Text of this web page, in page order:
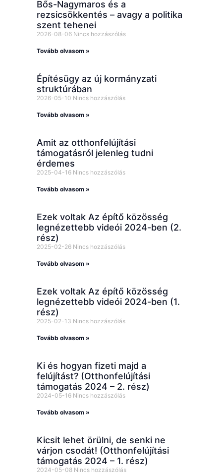
Bős-Nagymaros és a
rezsicsökkentés – avagy a politika
szent tehenei
2026-08-06 Nincs hozzászólás
Tovább olvasom »
Építésügy az új kormányzati
struktúrában
2026-05-10 Nincs hozzászólás
Tovább olvasom »
Amit az otthonfelújítási
támogatásról jelenleg tudni
érdemes
2025-04-16 Nincs hozzászólás
Tovább olvasom »
Ezek voltak Az építő közösség
legnézettebb videói 2024-ben (2.
rész)
2025-02-26 Nincs hozzászólás
Tovább olvasom »
Ezek voltak Az építő közösség
legnézettebb videói 2024-ben (1.
rész)
2025-02-13 Nincs hozzászólás
Tovább olvasom »
Ki és hogyan fizeti majd a
felújítást? (Otthonfelújítási
támogatás 2024 – 2. rész)
2024-05-16 Nincs hozzászólás
Tovább olvasom »
Kicsit lehet örülni, de senki ne
várjon csodát! (Otthonfelújítási
támogatás 2024 – 1. rész)
2024-05-08 Nincs hozzászólás